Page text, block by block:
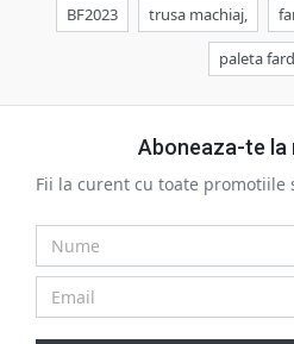
BF2023 trusa machiaj,
paleta
Aboneaza-te la
Fii la curent cu toate